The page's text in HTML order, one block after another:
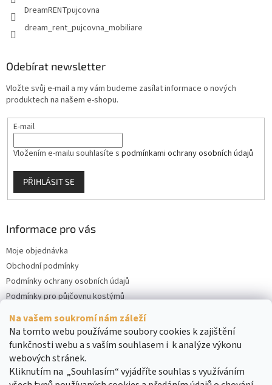
Na vašem soukromí nám záleží
Na tomto webu používáme soubory cookies k zajištění
funkčnosti webu a s vaším souhlasem i k analýze výkonu
webových stránek.
Kliknutím na „Souhlasím“ vyjádříte souhlas s využíváním
DreamRENTpujcovna
dream_rent_pujcovna_mobiliare
Odebírat newsletter
Vložte svůj e-mail a my vám budeme zasílat informace o nových
produktech na našem e-shopu.
E-mail
Vložením e-mailu souhlasíte s podmínkami ochrany osobních údajů
PŘIHLÁSIT SE
Informace pro vás
Moje objednávka
Obchodní podmínky
Podmínky ochrany osobních údajů
Podmínky pro půjčovnu kostýmů
Kontakty
Cookies